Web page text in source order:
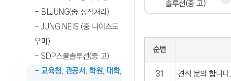
BLJUNG(중 성적처리)
JUNG NEIS (중 나이스도
우미)
SDP스쿨솔루션(중·고)
교육청, 관공서, 학원, 대학,
솔루션(중·고)
순번
31 견적 문의 합니다.